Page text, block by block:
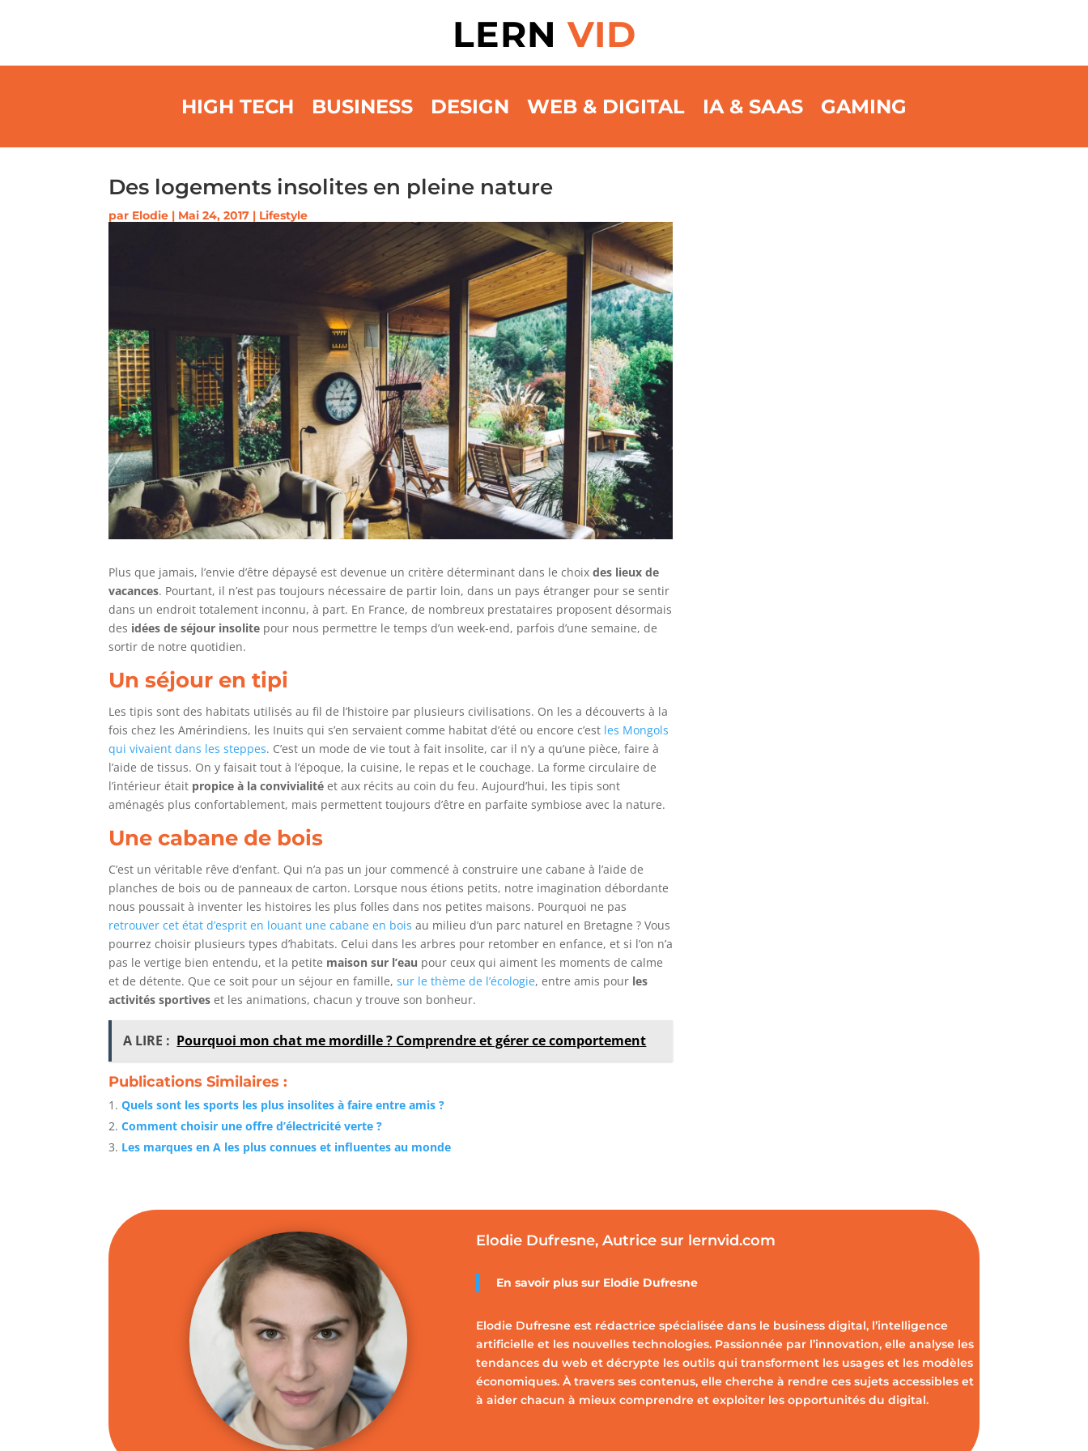
LERNVID
HIGH TECH BUSINESS DESIGN WEB & DIGITAL IA & SAAS GAMING
Des logements insolites en pleine nature
par Elodie | Mai 24, 2017 | Lifestyle
Plus que jamais, l’envie d’être dépaysé est devenue un critère déterminant dans le choixdes lieux de
vacances. Pourtant, il n’est pas toujours nécessaire de partir loin, dans un pays étranger pour se sentir
dans un endroit totalement inconnu, à part. En France, de nombreux prestataires proposent désormais
des idées de séjour insolite pour nous permettre le temps d’un week-end, parfois d’une semaine, de
sortir de notre quotidien.
Un séjour en tipi
Les tipis sont des habitats utilisés au fil de l’histoire par plusieurs civilisations. On les a découverts à la
fois chez les Amérindiens, les Inuits qui s’en servaient comme habitat d’été ou encore c’est les Mongols
qui vivaient dans les steppes. C’est un mode de vie tout à fait insolite, car il n’y a qu’une pièce, faire à
l’aide de tissus. On y faisait tout à l’époque, la cuisine, le repas et le couchage. La forme circulaire de
l’intérieur était propice à la convivialité et aux récits au coin du feu. Aujourd’hui, les tipis sont
aménagés plus confortablement, mais permettent toujours d’être en parfaite symbiose avec la nature.
Une cabane de bois
C’est un véritable rêve d’enfant. Qui n’a pas un jour commencé à construire une cabane à l’aide de
planches de bois ou de panneaux de carton. Lorsque nous étions petits, notre imagination débordante
nous poussait à inventer les histoires les plus folles dans nos petites maisons. Pourquoi ne pas
retrouver cet état d’esprit en louant une cabane en bois au milieu d’un parc naturel en Bretagne ? Vous
pourrez choisir plusieurs types d’habitats. Celui dans les arbres pour retomber en enfance, et si l’on n’a
pas le vertige bien entendu, et la petite maison sur l’eau pour ceux qui aiment les moments de calme
et de détente. Que ce soit pour un séjour en famille,sur le thème de l’écologie, entre amis pour les
activités sportiveset les animations, chacun y trouve son bonheur.
A LIRE : Pourquoi mon chat me mordille ? Comprendre et gérer ce comportement
Publications Similaires :
Quels sont les sports les plus insolites à faire entre amis ?
Comment choisir une offre d’électricité verte ?
Les marques en A les plus connues et influentes au monde
Elodie Dufresne, Autrice sur lernvid.com
En savoir plus sur Elodie Dufresne
Elodie Dufresne est rédactrice spécialisée dans le business digital, l’intelligence
artificielle et les nouvelles technologies. Passionnée par l’innovation, elle analyse les
tendances du web et décrypte les outils qui transforment les usages et les modèles
économiques. À travers ses contenus, elle cherche à rendre ces sujets accessibles et
à aider chacun à mieux comprendre et exploiter les opportunités du digital.